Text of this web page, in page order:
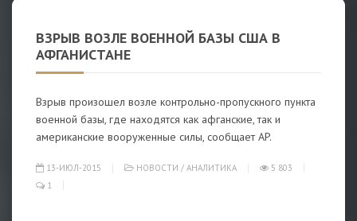
ВЗРЫВ ВОЗЛЕ ВОЕННОЙ БАЗЫ США В
АФГАНИСТАНЕ
Взрыв произошел возле контрольно-пропускного пункта
военной базы, где находятся как афганские, так и
американские вооруженные силы, сообщает AP.
13-ИЮЛ-2015 НОВОСТИ / АНАЛИТИКА
5 803
1